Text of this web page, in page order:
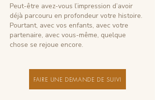
Peut-être avez-vous l’impression d’avoir
déjà parcouru en profondeur votre histoire.
Pourtant, avec vos enfants, avec votre
partenaire, avec vous-même, quelque
chose se rejoue encore.
FAIRE UNE DEMANDE DE SUIVI